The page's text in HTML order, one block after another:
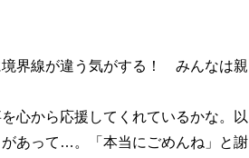
界線が違う気がする！ みんなは親
心から応援してくれているかな。以
あって…。「本当にごめんね」と謝